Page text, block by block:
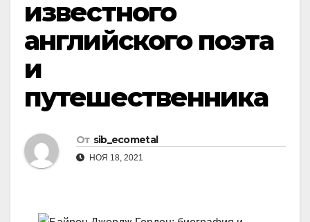
известного
английского поэта
и
путешественника
От sib_ecometal
НОЯ 18, 2021